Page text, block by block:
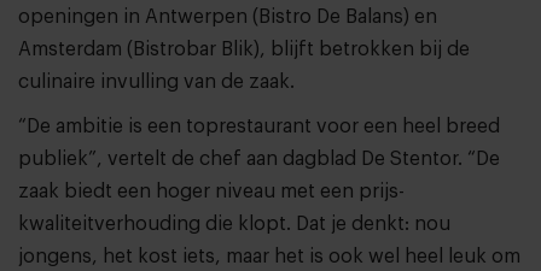
openingen in Antwerpen (Bistro De Balans) en
Amsterdam (Bistrobar Blik), blijft betrokken bij de
culinaire invulling van de zaak.
“De ambitie is een toprestaurant voor een heel breed
publiek”, vertelt de chef aan dagblad De Stentor. “De
zaak biedt een hoger niveau met een prijs-
kwaliteitverhouding die klopt. Dat je denkt: nou
jongens, het kost iets, maar het is ook wel heel leuk om